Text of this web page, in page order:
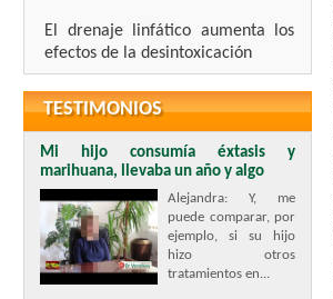
El drenaje linfático aumenta los
efectos de la desintoxicación
TESTIMONIOS
Mi hijo consumía éxtasis y
marihuana, llevaba un año y algo
Alejandra: Y, me
puede comparar, por
ejemplo, si su hijo
hizo otros
tratamientos en...